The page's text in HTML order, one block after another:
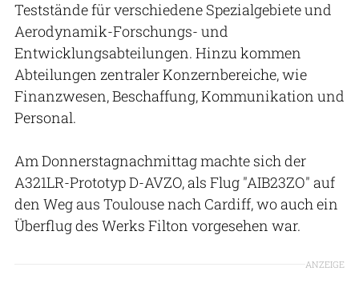
Teststände für verschiedene Spezialgebiete und
Aerodynamik-Forschungs- und
Entwicklungsabteilungen. Hinzu kommen
Abteilungen zentraler Konzernbereiche, wie
Finanzwesen, Beschaffung, Kommunikation und
Personal.
Am Donnerstagnachmittag machte sich der
A321LR-Prototyp D-AVZO, als Flug "AIB23ZO" auf
den Weg aus Toulouse nach Cardiff, wo auch ein
Überflug des Werks Filton vorgesehen war.
ANZEIGE